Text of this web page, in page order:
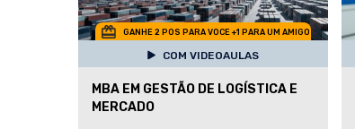
GANHE 2 POS PARA VOCE +1 PARA UM AMIGO
COM VIDEOAULAS
MBA EM GESTÃO DE LOGÍSTICA E
MERCADO